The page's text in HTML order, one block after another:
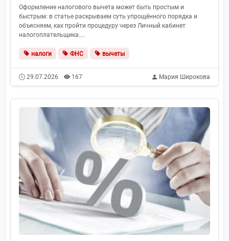
Оформление налогового вычета может быть простым и
быстрым: в статье раскрываем суть упрощённого порядка и
объясняем, как пройти процедуру через Личный кабинет
налогоплательщика....
налоги ФНС вычеты
29.07.2026 167 Мария Широкова